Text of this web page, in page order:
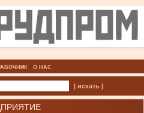
О НАС
| искать |